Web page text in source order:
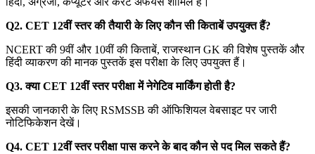
Q2. CET 12वीं स्तर की तैयारी के लिए कौन सी किताबें उपयुक्त हैं?
NCERT की 9वीं और 10वीं की किताबें, राजस्थान GK की विशेष पुस्तकें और
हिंदी व्याकरण की मानक पुस्तकें इस परीक्षा के लिए उपयुक्त हैं।
Q3. क्या CET 12वीं स्तर परीक्षा में नेगेटिव मार्किंग होती है?
इसकी जानकारी के लिए RSMSSB की ऑफिशियल वेबसाइट पर जारी
नोटिफिकेशन देखें।
Q4. CET 12वीं स्तर परीक्षा पास करने के बाद कौन से पद मिल सकते हैं?